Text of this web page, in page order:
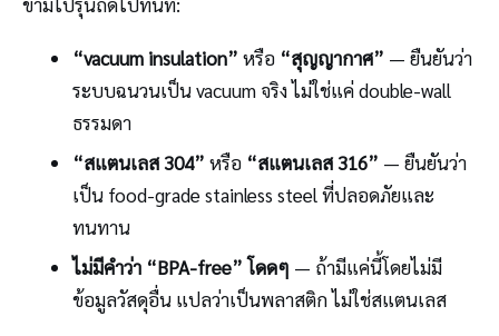
“vacuum insulation” หรือ “สุญญากาศ” — ยืนยันว่า
ระบบฉนวนเป็น vacuum จริง ไม่ใช่แค่ double-wall
ธรรมดา
“สแตนเลส 304” หรือ “สแตนเลส 316” — ยืนยันว่า
เป็น food-grade stainless steel ที่ปลอดภัยและ
ทนทาน
ไม่มีคำว่า “BPA-free” โดดๆ — ถ้ามีแค่นี้โดยไม่มี
ข้อมูลวัสดุอื่น แปลว่าเป็นพลาสติก ไม่ใช่สแตนเลส